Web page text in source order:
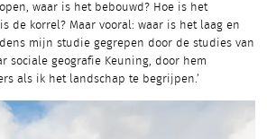
waar is het bebouwd? Hoe is het
de korrel? Maar vooral: waar is het laag en
mijn studie gegrepen door de studies van
sociale geografie Keuning, door hem
als ik het landschap te begrijpen.’